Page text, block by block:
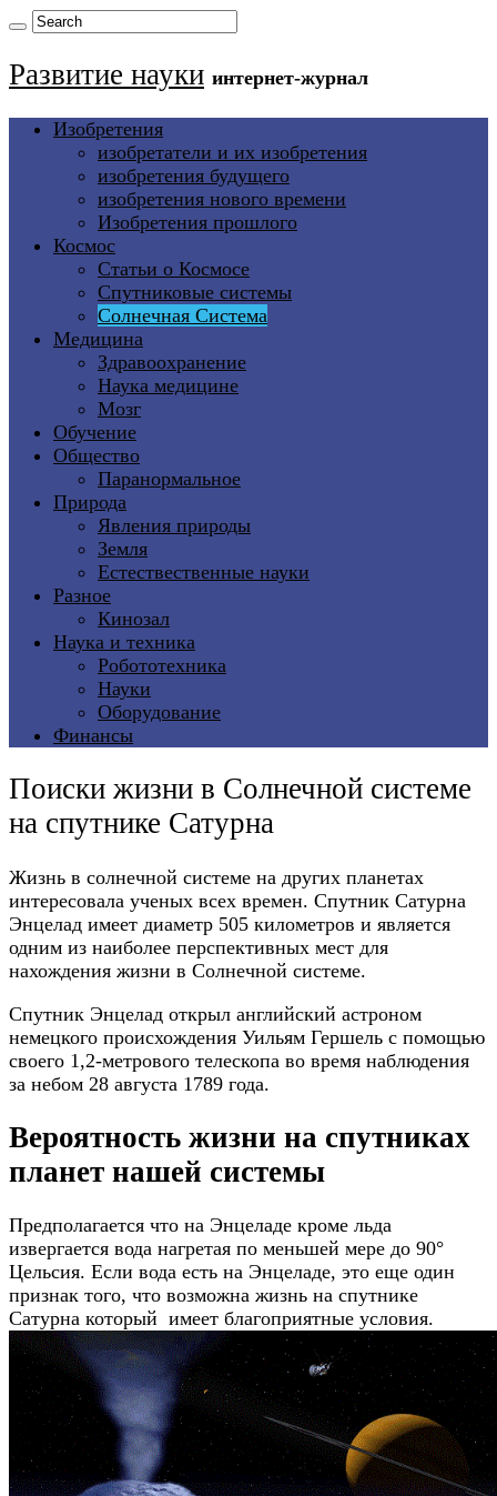
Развитие науки интернет-журнал
Изобретения
изобретатели и их изобретения
изобретения будущего
изобретения нового времени
Изобретения прошлого
Космос
Статьи о Космосе
Спутниковые системы
Солнечная Система
Медицина
Здравоохранение
Наука медицине
Мозг
Обучение
Общество
Паранормальное
Природа
Явления природы
Земля
Естествественные науки
Разное
Кинозал
Наука и техника
Робототехника
Науки
Оборудование
Финансы
Поиски жизни в Солнечной системе
на спутнике Сатурна
Жизнь в солнечной системе на других планетах
интересовала ученых всех времен. Спутник Сатурна
Энцелад имеет диаметр 505 километров и является
одним из наиболее перспективных мест для
нахождения жизни в Солнечной системе.
Спутник Энцелад открыл английский астроном
немецкого происхождения Уильям Гершель с помощью
своего 1,2-метрового телескопа во время наблюдения
за небом 28 августа 1789 года.
Вероятность жизни на спутниках
планет нашей системы
Предполагается что на Энцеладе кроме льда
извергается вода нагретая по меньшей мере до 90°
Цельсия. Если вода есть на Энцеладе, это еще один
признак того, что возможна жизнь на спутнике
Сатурна который имеет благоприятные условия.